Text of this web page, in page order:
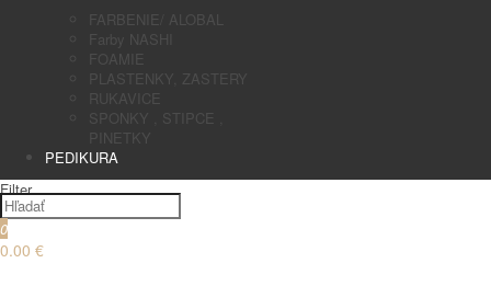
FARBENIE/ ALOBAL
Farby NASHI
FOAMIE
PLASTENKY, ZASTERY
RUKAVICE
SPONKY , STIPCE ,
PINETKY
PEDIKURA
Filter
0
0.00 €